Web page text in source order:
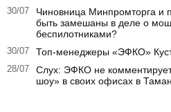
30/07
Чиновница Минпромторга и
быть замешаны в деле о
беспилотниками?
30/07 Топ-менеджеры «ЭФКО»
28/07
Слух: ЭФКО не
шоу» в своих офисах в